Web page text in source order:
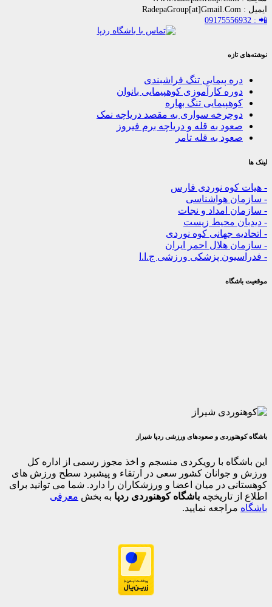
پیمایی تنگ فراشبندی
کارآموزی کوهپیمایی بانوان
تنگ بهاره
سواری به مقصد دریاچه نمک
به قله و دریاچه برم فیروز
به قله تامر
نوردی فارس
هواشناسی
امداد و نجات
محیط زیست
جهانی کوه نوردی
هلال احمر ایران
پزشکی ورزشی ج.ا.ا
و صعودهای ورزشی ردپا شیراز
با رویکردی منسجم و اخذ مجوز رسمی از اداره کل
کشور سعی در ارتقاء و پیشبرد سطح ورزش های
در میان اعضا و ورزشکاران را دارد. شما می توانید برای
تاریخچه باشگاه کوهنوردی ردپابه بخش معرفی
نمایید.